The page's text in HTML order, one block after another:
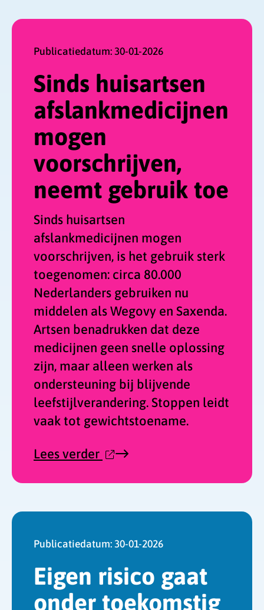
hoe
borstkanker
als
je
verder
kijkt
dan
een
knobbeltje'
op
Gez
Sinds huisartsen
afslankmedicijnen
mogen
voorschrijven,
neemt gebruik toe
Publicatiedatum: 30-01-2026
Sinds huisartsen
afslankmedicijnen mogen
voorschrijven, is het gebruik sterk
toegenomen: circa 80.000
Nederlanders gebruiken nu
middelen als Wegovy en Saxenda.
Artsen benadrukken dat deze
medicijnen geen snelle oplossing
zijn, maar alleen werken als
ondersteuning bij blijvende
leefstijlverandering. Stoppen leidt
vaak tot gewichtstoename.
Lees verder over
huisartsen
mogen
neemt
toe'
Nationale
Eigen risico gaat
onder toekomstig
Publicatiedatum: 30-01-2026